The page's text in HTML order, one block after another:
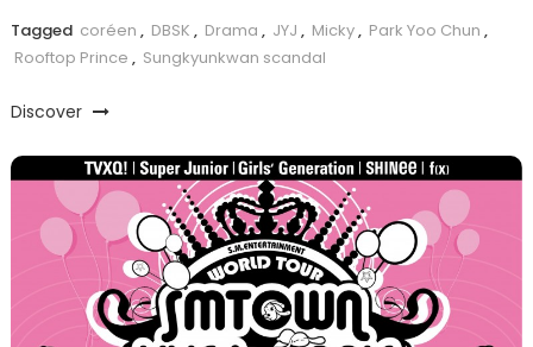
Tagged coréen , DBSK , Drama , JYJ , Micky, Park Yoo Chun ,
Rooftop Prince , Sungkyunkwan scandal
Discover